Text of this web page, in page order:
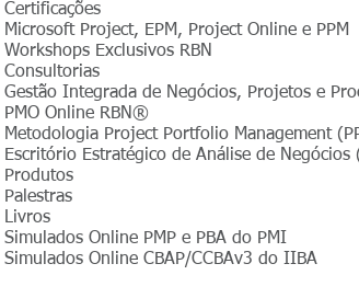
Certificações
Microsoft Project, EPM, Project Online e PPM
Workshops Exclusivos RBN
Consultorias
Gestão Integrada de Negócios, Projetos e
PMO Online RBN®
Metodologia Project Portfolio Management
Escritório Estratégico de Análise de Negócios
Produtos
Palestras
Livros
Simulados Online PMP e PBA do PMI
Simulados Online CBAP/CCBAv3 do IIBA